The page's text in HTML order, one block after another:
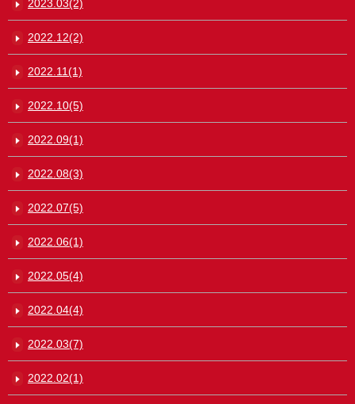
2023.03(2)
2022.12(2)
2022.11(1)
2022.10(5)
2022.09(1)
2022.08(3)
2022.07(5)
2022.06(1)
2022.05(4)
2022.04(4)
2022.03(7)
2022.02(1)